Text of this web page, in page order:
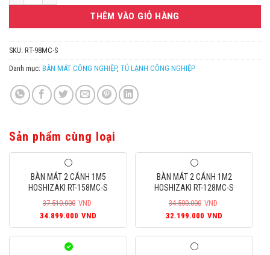
THÊM VÀO GIỎ HÀNG
SKU: RT-98MC-S
Danh mục: BÀN MÁT CÔNG NGHIỆP, TỦ LẠNH CÔNG NGHIỆP
Sản phẩm cùng loại
BÀN MÁT 2 CÁNH 1M5
HOSHIZAKI RT-158MC-S
37.510.000 VND
Giá
gốc
là:
34.899.000 VND
hiện
tại
BÀN MÁT 2 CÁNH 1M2
HOSHIZAKI RT-128MC-S
34.500.000 VND
Giá
gốc
là:
32.199.000 VND
hiện
tại